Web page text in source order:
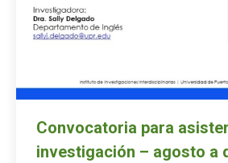
Convocatoria para
investigación – agosto a